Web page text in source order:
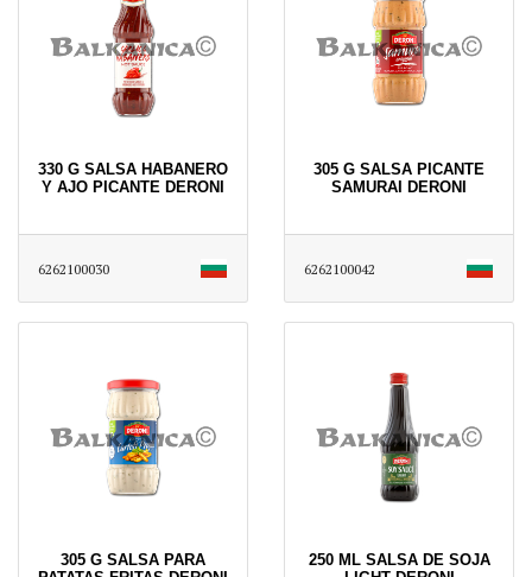
330 G SALSA HABANERO
Y AJO PICANTE DERONI
6262100030
305 G SALSA PICANTE
SAMURAI DERONI
6262100042
305 G SALSA PARA
250 ML SALSA DE SOJA